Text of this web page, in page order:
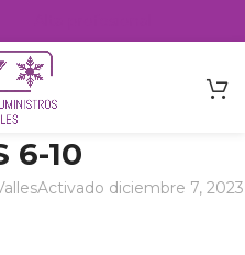
6-10
Activado diciembre 7, 2023